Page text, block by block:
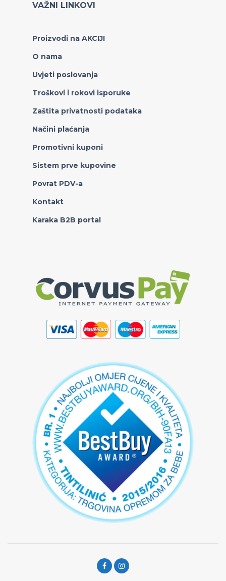
VAŽNI LINKOVI
Proizvodi na AKCIJI
O nama
Uvjeti poslovanja
Troškovi i rokovi isporuke
Zaštita privatnosti podataka
Načini plaćanja
Promotivni kuponi
Sistem prve kupovine
Povrat PDV-a
Kontakt
Karaka B2B portal